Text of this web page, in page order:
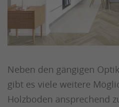
Neben den gängigen
gibt es viele weitere
Holzboden ansprechend